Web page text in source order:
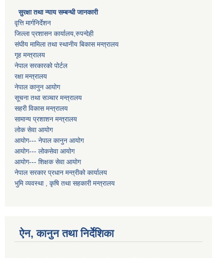
सुरक्षा तथा न्याय सम्बन्धी जानकारी
वृत्ति मार्गनिर्देशन
जिल्ला प्रशासन कार्यालय,रुपन्देही
संघीय मामिला तथा स्थानीय बिकास मन्त्रालय
गृह मन्त्रालय
नेपाल सरकारको पोर्टल
रक्षा मन्त्रालय
नेपाल कानुन आयोग
सूचना तथा सञ्चार मन्त्रालय
सहरी विकास मन्त्रालय
सामान्य प्रशाशन मन्त्रालय
लोक सेवा आयोग
आयोग--- नेपाल कानुन आयोग
आयोग--- लोकसेवा आयोग
आयोग--- शिक्षक सेवा आयोग
नेपाल सरकार प्रधान मन्त्रीको कार्यालय
भुमि व्यवस्था , कृषि तथा सहकारी मन्त्रालय
ऐन, कानुन तथा निर्देशिका